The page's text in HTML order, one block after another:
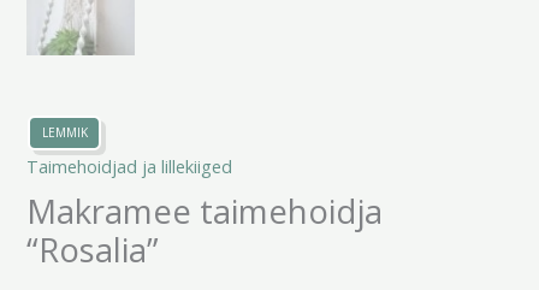
LEMMIK
Taimehoidjad ja lillekiiged
Makramee taimehoidja
“Rosalia”